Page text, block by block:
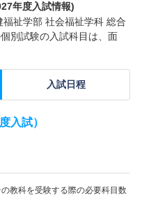
年度入試情報)
祉学部 社会福祉学科 総合
別試験の入試科目は、面
入試日程
入試）
教科を受験する際の必要科目数